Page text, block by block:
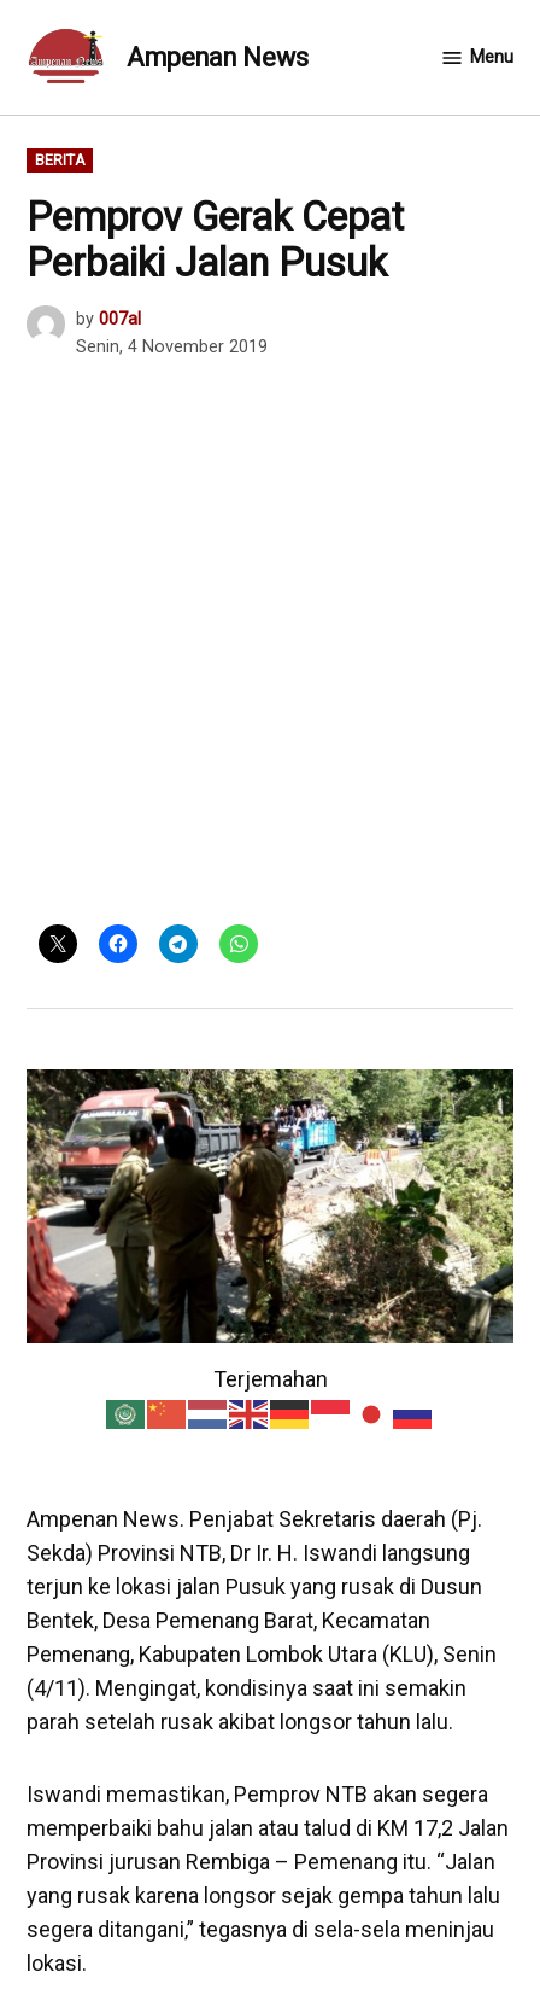
content
Ampenan News Menu
POSTED
IN
BERITA
Pemprov Gerak Cepat
Perbaiki Jalan Pusuk
by 007al
Senin, 4 November 2019
Terjemahan
Ampenan News. Penjabat Sekretaris daerah (Pj.
Sekda) Provinsi NTB, Dr Ir. H. Iswandi langsung
terjun ke lokasi jalan Pusuk yang rusak di Dusun
Bentek, Desa Pemenang Barat, Kecamatan
Pemenang, Kabupaten Lombok Utara (KLU), Senin
(4/11). Mengingat, kondisinya saat ini semakin
parah setelah rusak akibat longsor tahun lalu.
Iswandi memastikan, Pemprov NTB akan segera
memperbaiki bahu jalan atau talud di KM 17,2 Jalan
Provinsi jurusan Rembiga – Pemenang itu. “Jalan
yang rusak karena longsor sejak gempa tahun lalu
segera ditangani,” tegasnya di sela-sela meninjau
lokasi.